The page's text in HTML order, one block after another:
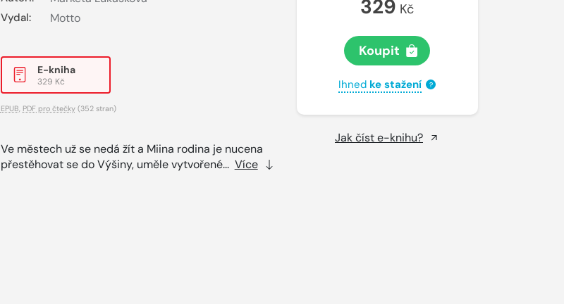
Vydal: Motto
E-kniha
329 Kč
EPUB PDF pro čtečky(352 stran)
Ve městech už se nedá žít a Miina rodina je nucena
přestěhovat se do Výšiny, uměle vytvořené... Více
329 Kč
Koupit
Ihned ke stažení ?
Jak číst e-knihu?